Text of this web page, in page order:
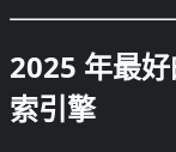
2025 年最
索引擎